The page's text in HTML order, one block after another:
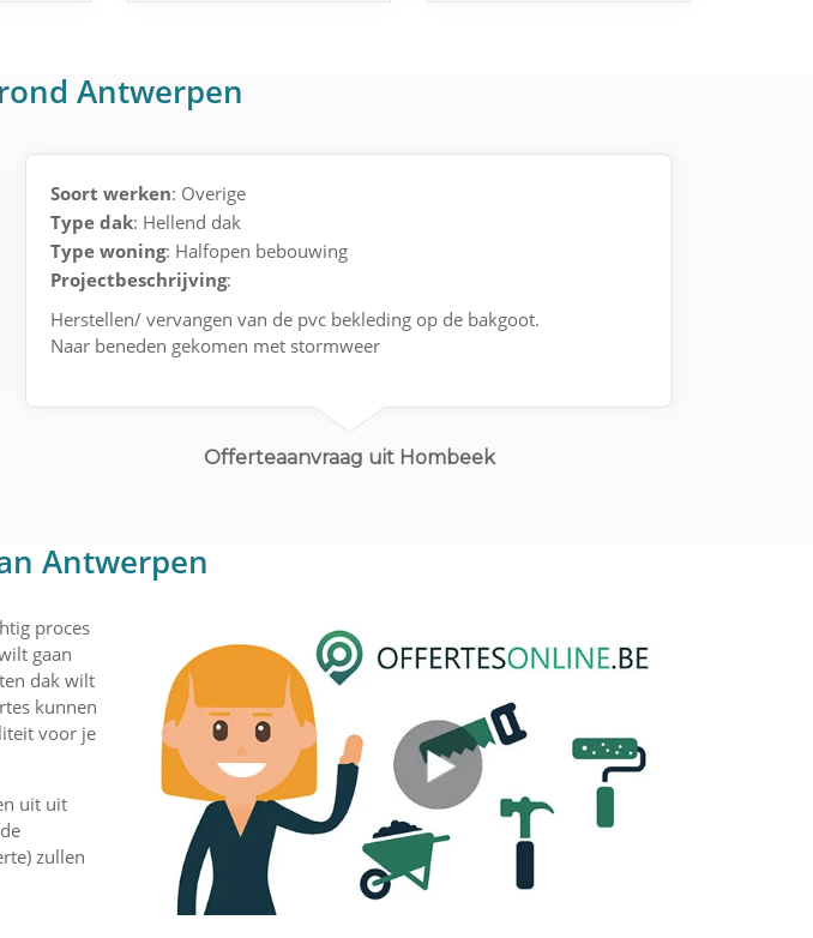
Antwerpen
Soort werken: Overige
Type dak: Hellend dak
Type woning: Halfopen bebouwing
Projectbeschrijving:
Herstellen/ vervangen van de pvc bekleding op de bakgoot.
Naar beneden gekomen met stormweer
Offerteaanvraag uit Hombeek
Antwerpen
proces
gaan
dak wilt
kunnen
voor je
uit uit
zullen